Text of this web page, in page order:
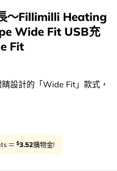
～Fillimilli Heating
Wide Fit USB充
Fit
設計的「Wide Fit」款式，
＝ $3.52購物金!